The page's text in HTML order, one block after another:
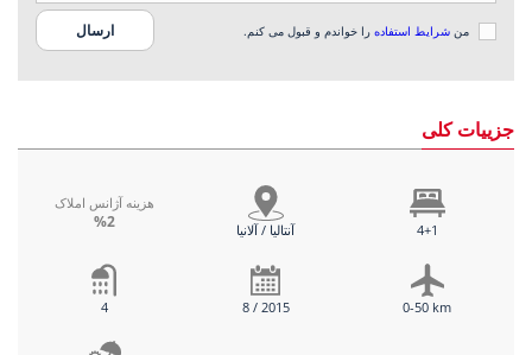
من شرایط استفاده را خواندم و قبول می کنم.
جزییات کلی
هزینه آژانس املاک
%2 آنتالیا / آلانیا 4+1
4 8 / 2015 0-50 km